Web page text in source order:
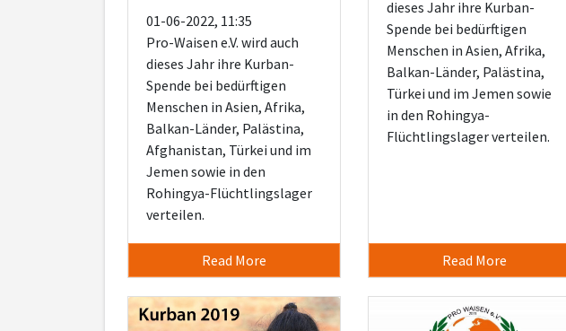
01-06-2022, 11:35
Pro-Waisen e.V. wird auch
dieses Jahr ihre Kurban-
Spende bei bedürftigen
Menschen in Asien, Afrika,
Balkan-Länder, Palästina,
Afghanistan, Türkei und im
Jemen sowie in den
Rohingya-Flüchtlingslager
verteilen.
Read More
dieses Jahr ihre Kurban-
Spende bei bedürftigen
Menschen in Asien, Afrika,
Balkan-Länder, Palästina,
Türkei und im Jemen sowie
in den Rohingya-
Flüchtlingslager verteilen.
Read More